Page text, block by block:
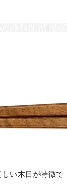
い木目が特徴で